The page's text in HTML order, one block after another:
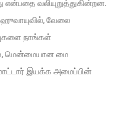
வலியுறுத்துகின்றன.
ஹுவாயுவில், வேலை
நாங்கள்
மென்மையான மை
இயக்க அமைப்பின்